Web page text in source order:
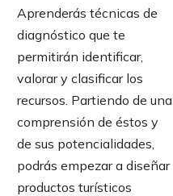
Aprenderás técnicas de
diagnóstico que te
permitirán identificar,
valorar y clasificar los
recursos. Partiendo de una
comprensión de éstos y
de sus potencialidades,
podrás empezar a diseñar
productos turísticos